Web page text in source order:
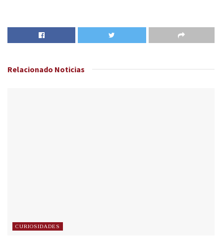
Relacionado Noticias
CURIOSIDADES